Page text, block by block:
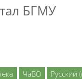
БГМУ
ЧаВО Русский